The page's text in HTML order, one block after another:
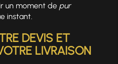
un moment de pur
instant.
DEVIS ET
LIVRAISON